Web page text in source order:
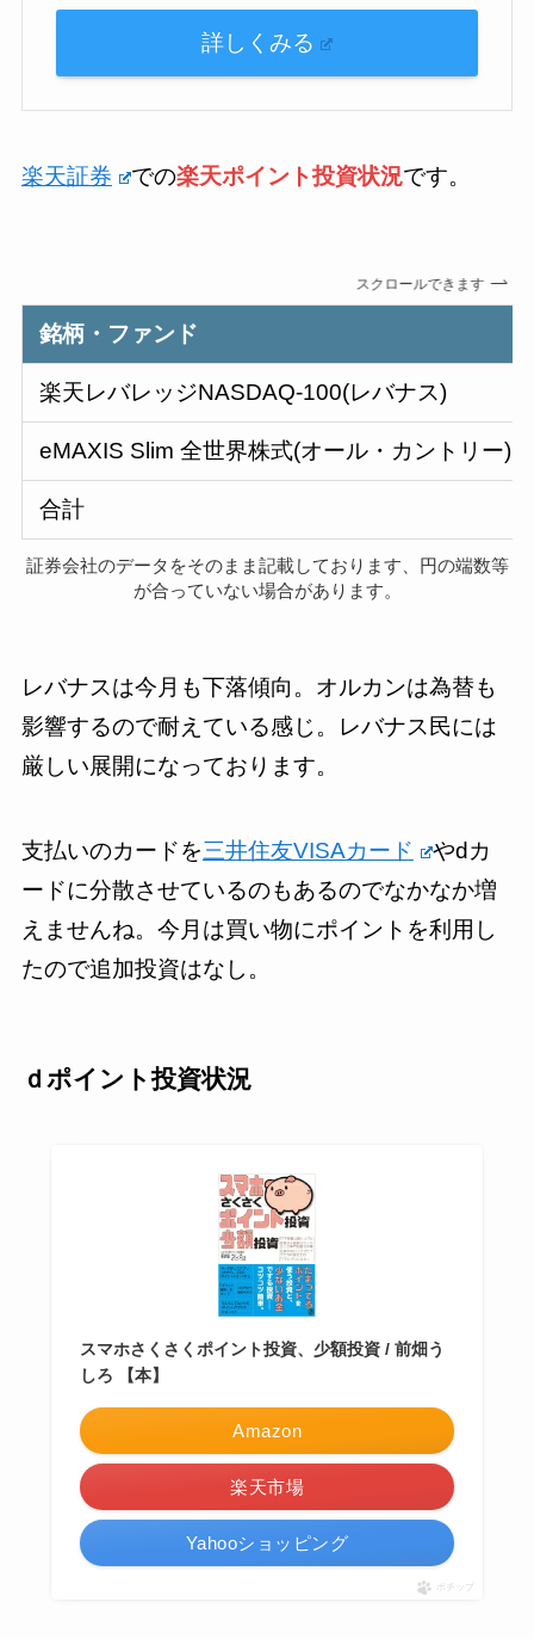
詳しくみる
楽天証券 での楽天ポイント投資状況です。
スクロールできます
銘柄・ファンド
楽天レバレッジNASDAQ-100(レバナス)
eMAXIS Slim 全世界株式(オール・カントリー)
合計
証券会社のデータをそのまま記載しております、円の端数等
が合っていない場合があります。
レバナスは今月も下落傾向。オルカンは為替も
影響するので耐えている感じ。レバナス民には
厳しい展開になっております。
支払いのカードを三井住友VISAカード
やdカ
ードに分散させているのもあるのでなかなか増
えませんね。今月は買い物にポイントを利用し
たので追加投資はなし。
ｄポイント投資状況
スマホさくさくポイント投資、少額投資 / 前畑う
しろ 【本】
Amazon
楽天市場
Yahooショッピング
ポチップ